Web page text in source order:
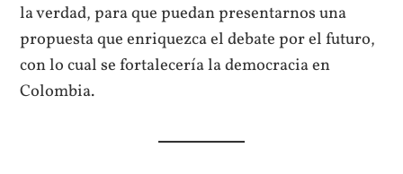
la verdad, para que puedan presentarnos una
propuesta que enriquezca el debate por el futuro,
con lo cual se fortalecería la democracia en
Colombia.